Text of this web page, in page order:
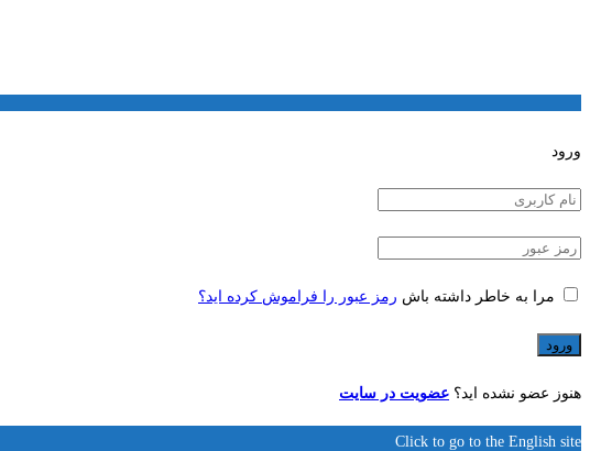
ورود
مرا به خاطر داشته باش رمز عبور را فراموش کرده اید؟
هنوز عضو نشده اید؟ عضویت در سایت
Click to go to the English site